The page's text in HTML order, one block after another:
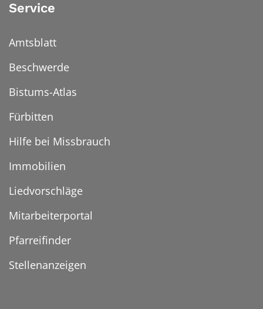
Service
Amtsblatt
Beschwerde
Bistums-Atlas
Fürbitten
Hilfe bei Missbrauch
Immobilien
Liedvorschläge
Mitarbeiterportal
Pfarreifinder
Stellenanzeigen